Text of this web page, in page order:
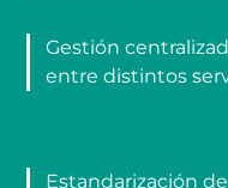
Gestión
entre distintos
Estandarización